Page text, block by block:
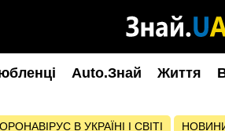
Auto.Знай Життя
В УКРАЇНІ І СВІТІ